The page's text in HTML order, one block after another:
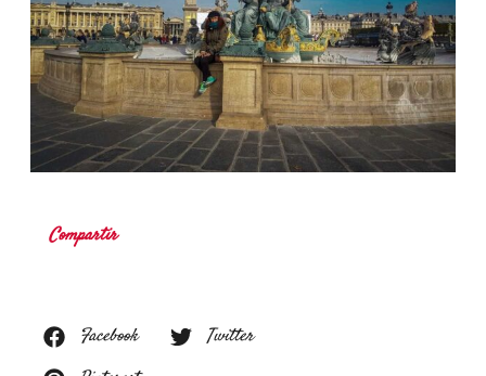
Compartir
Facebook
Twitter